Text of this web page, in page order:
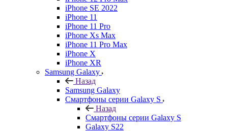
iPhone SE 2022
iPhone 11
iPhone 11 Pro
iPhone Xs Max
iPhone 11 Pro Max
iPhone X
iPhone XR
Samsung Galaxy
Назад
Samsung Galaxy
Смартфоны серии Galaxy S
Назад
Смартфоны серии Galaxy S
Galaxy S22